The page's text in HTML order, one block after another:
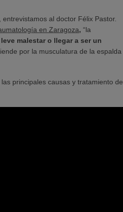
, entrevistamos al doctor Félix Pastor.
en Zaragoza, “la
leve malestar o llegar a ser un
por la musculatura de la espalda
principales causas y tratamiento de